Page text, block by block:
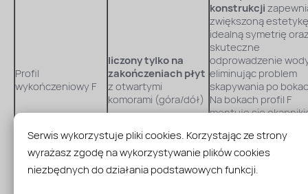
Serwis wykorzystuje pliki cookies. Korzystając ze strony
wyrażasz zgodę na wykorzystywanie plików cookies
niezbędnych do działania podstawowych funkcji.
Profil
wykończeniowy F
liczony tylko na
zakończeniach płyt
z otwartymi
komorami (góra/dół)
konstrukcji
zwiększoną
idealną symetrię
skuteczne
odprowadzenie
eliminując problem
skapywania po
Na bokach profil F
montuje się
zapobiec ściekaniu
po krawędziach
zadaszenia.
Gwarancja na płyty